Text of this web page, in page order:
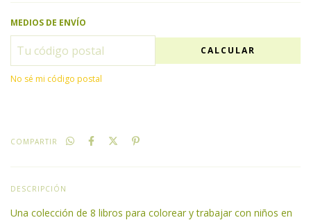
MEDIOS DE ENVÍO
CALCULAR
No sé mi código postal
COMPARTIR
DESCRIPCIÓN
Una colección de 8 libros para colorear y trabajar con niños en